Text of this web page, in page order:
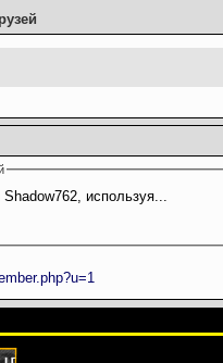
используя...